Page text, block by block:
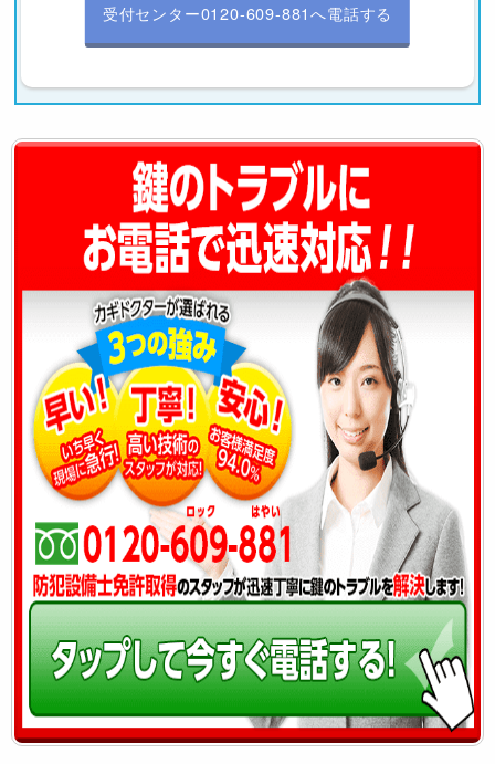
受付センター0120-609-881へ電話する